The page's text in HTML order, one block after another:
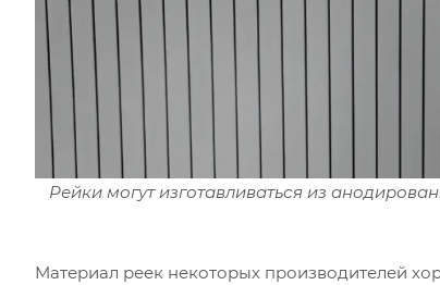
Рейки могут изготавливаться из
Материал реек некоторых производителей